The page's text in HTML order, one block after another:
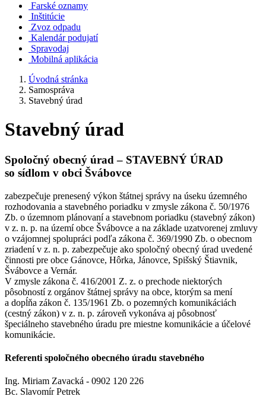
Farské oznamy
Inštitúcie
Zvoz odpadu
Kalendár podujatí
Spravodaj
Mobilná aplikácia
Úvodná stránka
Samospráva
Stavebný úrad
Stavebný úrad
Spoločný obecný úrad – STAVEBNÝ ÚRAD
so sídlom v obci Švábovce
zabezpečuje prenesený výkon štátnej správy na úseku územného
rozhodovania a stavebného poriadku v zmysle zákona č. 50/1976
Zb. o územnom plánovaní a stavebnom poriadku (stavebný zákon)
v z. n. p. na území obce Švábovce a na základe uzatvorenej zmluvy
o vzájomnej spolupráci podľa zákona č. 369/1990 Zb. o obecnom
zriadení v z. n. p. zabezpečuje ako spoločný obecný úrad uvedené
činnosti pre obce Gánovce, Hôrka, Jánovce, Spišský Štiavnik,
Švábovce a Vernár.
V zmysle zákona č. 416/2001 Z. z. o prechode niektorých
pôsobností z orgánov štátnej správy na obce, ktorým sa mení
a dopĺňa zákon č. 135/1961 Zb. o pozemných komunikáciách
(cestný zákon) v z. n. p. zároveň vykonáva aj pôsobnosť
špeciálneho stavebného úradu pre miestne komunikácie a účelové
komunikácie.
Referenti spoločného obecného úradu stavebného
Ing. Miriam Zavacká - 0902 120 226
Bc. Slavomír Petrek